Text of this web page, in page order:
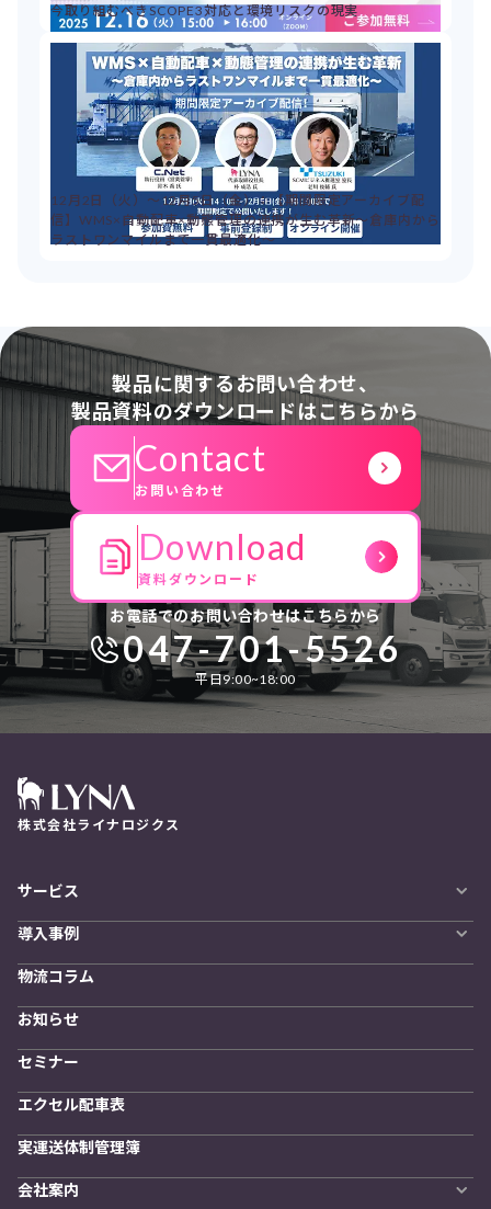
今取り組むべきSCOPE3対応と環境リスクの現実
12月2日（火）～12月5日（金）：【期間限定アーカイブ配
信】WMS×自動配車×動態管理の連携が生む革新～倉庫内から
ラストワンマイルまで一貫最適化～
製品に関するお問い合わせ、
製品資料のダウンロードはこちらから
Contact
お問い合わせ
Download
資料ダウンロード
お電話でのお問い合わせはこちらから
047-701-5526
平日9:00~18:00
株式会社ライナロジクス
サービス
LYNA DXプラットフォーム
発着管理オプション
訪問計画
物流拠点最適化
開発者向けサービス
導入事例
導入をご検討の方へ
物流コラム
お知らせ
セミナー
エクセル配車表
実運送体制管理簿
会社案内